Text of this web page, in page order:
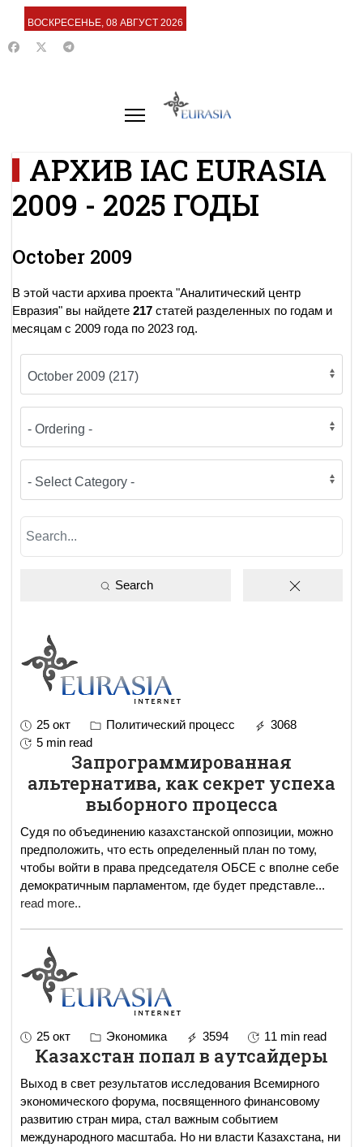
ВОСКРЕСЕНЬЕ, 08 АВГУСТ 2026
АРХИВ IAC EURASIA
2009 - 2025 ГОДЫ
October 2009
В этой части архива проекта "Аналитический центр
Евразия" вы найдете 217 статей разделенных по годам и
месяцам с 2009 года по 2023 год.
Search
25 окт Политический процесс
3068
5 min read
Запрограммированная
альтернатива, как секрет успеха
выборного процесса
Судя по объединению казахстанской оппозиции, можно
предположить, что есть определенный план по тому,
чтобы войти в права председателя ОБСЕ с вполне себе
демократичным парламентом, где будет представле...
read more..
25 окт Экономика 3594 11 min read
Казахстан попал в аутсайдеры
Выход в свет результатов исследования Всемирного
экономического форума, посвященного финансовому
развитию стран мира, стал важным событием
международного масштаба. Но ни власти Казахстана, ни